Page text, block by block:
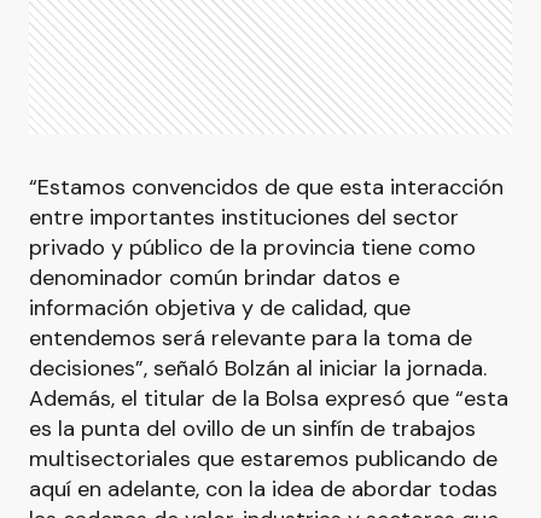
“Estamos convencidos de que esta interacción
entre importantes instituciones del sector
privado y público de la provincia tiene como
denominador común brindar datos e
información objetiva y de calidad, que
entendemos será relevante para la toma de
decisiones”, señaló Bolzán al iniciar la jornada.
Además, el titular de la Bolsa expresó que “esta
es la punta del ovillo de un sinfín de trabajos
multisectoriales que estaremos publicando de
aquí en adelante, con la idea de abordar todas